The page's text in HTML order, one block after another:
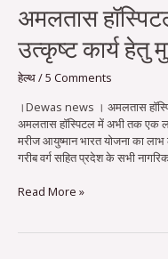
अमलतास
उत्कृष्ट कार्य हेतु
हेल्थ/5 Comments
।Dewas news । अमलतास
अमलतास हॉस्पिटल में अभी तक एक
मरीज आयुष्मान भारत योजना का
गरीब वर्ग सहित प्रदेश के सभी
अमलतास
हॉस्पिटल
में
आयुष्मान
भारत
उत्कृष्ट
कार्य
हेतु
मुख्य
ने
सम्मान
Read More »